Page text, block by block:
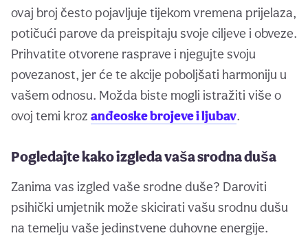
ovaj broj često pojavljuje tijekom vremena prijelaza,
potičući parove da preispitaju svoje ciljeve i obveze.
Prihvatite otvorene rasprave i njegujte svoju
povezanost, jer će te akcije poboljšati harmoniju u
vašem odnosu. Možda biste mogli istražiti više o
ovoj temi kroz anđeoske brojeve i ljubav.
Pogledajte kako izgleda vaša srodna duša
Zanima vas izgled vaše srodne duše? Daroviti
psihički umjetnik može skicirati vašu srodnu dušu
na temelju vaše jedinstvene duhovne energije.